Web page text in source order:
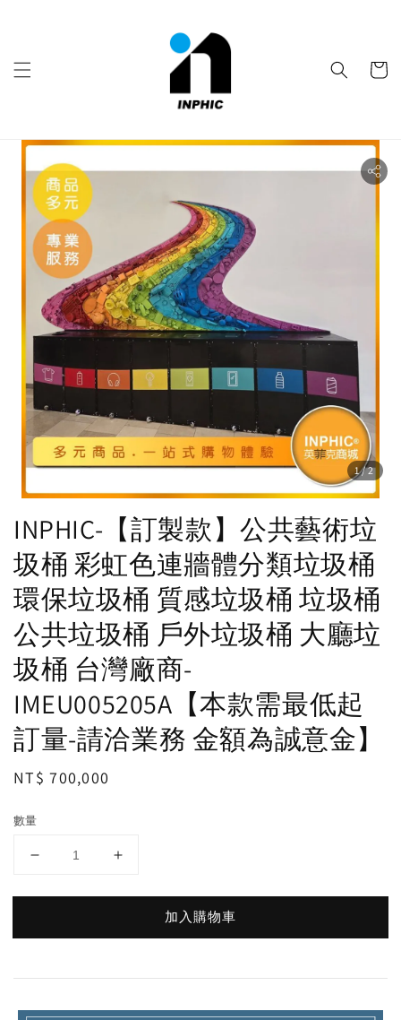
1/2
INPHIC-【訂製款】公共藝術垃
圾桶 彩虹色連牆體分類垃圾桶
環保垃圾桶 質感垃圾桶 垃圾桶
公共垃圾桶 戶外垃圾桶 大廳垃
圾桶 台灣廠商-
IMEU005205A【本款需最低起
訂量-請洽業務 金額為誠意金】
Regular
NT$ 700,000
數量
加入購物車